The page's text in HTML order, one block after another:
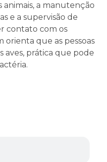
animais, a manutenção
e a supervisão de
contato com os
orienta que as pessoas
aves, prática que pode